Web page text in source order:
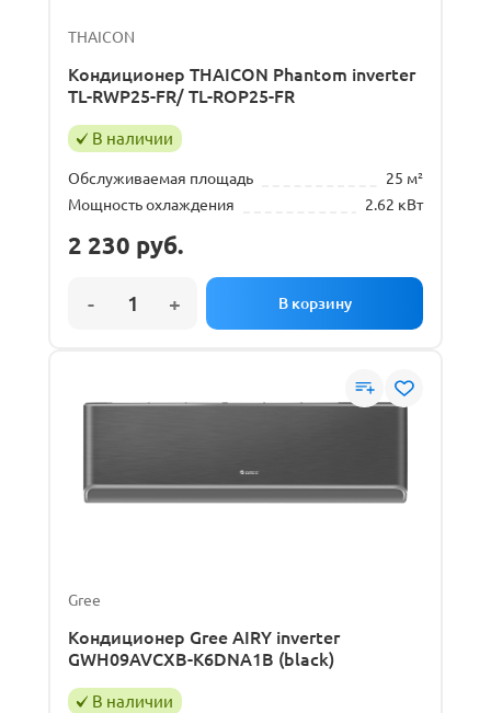
THAICON
Кондиционер THAICON Phantom inverter
TL-RWP25-FR/ TL-ROP25-FR
В наличии
Обслуживаемая площадь
25 м²
Мощность охлаждения
2.62 кВт
2 230 руб.
Gree
Кондиционер Gree AIRY inverter
GWH09AVCXB-K6DNA1B (black)
В наличии